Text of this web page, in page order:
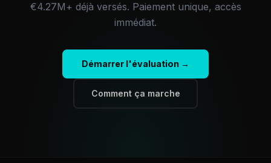
€4.27M+ déjà versés. Paiement unique, accès
immédiat.
Démarrer l'évaluation →
Comment ça marche